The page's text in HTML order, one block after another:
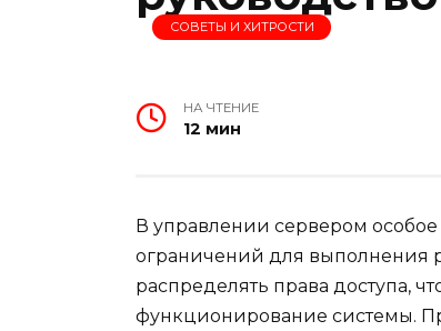
СОВЕТЫ И ХИТРОСТИ
НА ЧТЕНИЕ
12 мин
В управлении сервером
ограничений для выполнения
распределять права доступа,
функционирование системы.